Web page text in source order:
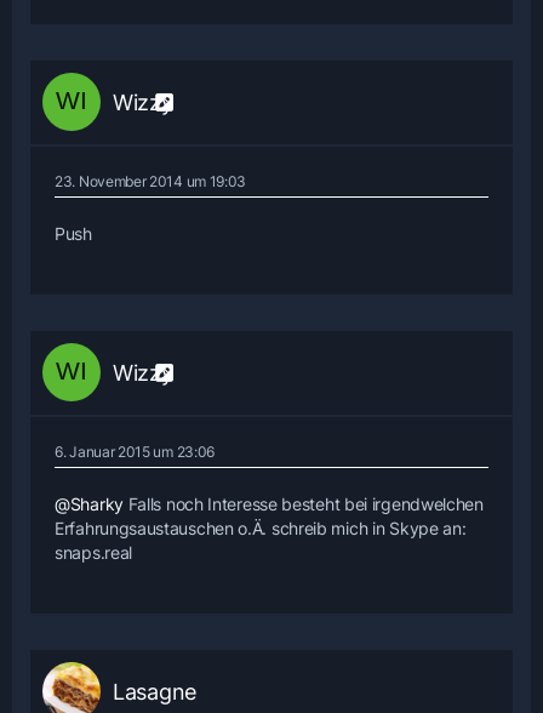
Wizzy
23. November 2014 um 19:03
Push
Wizzy
6. Januar 2015 um 23:06
@SharkyFalls noch Interesse besteht bei irgendwelchen
Erfahrungsaustauschen o.Ä. schreib mich in Skype an:
snaps.real
Lasagne